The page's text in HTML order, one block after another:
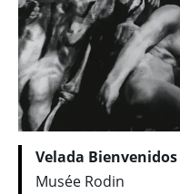
Velada
Musée Rodin